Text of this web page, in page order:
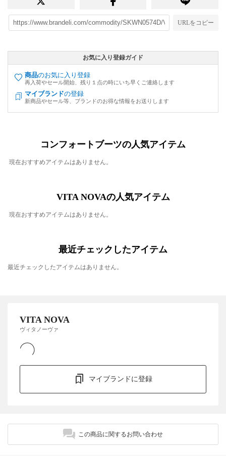
URLをコピー
お気に入り登録ガイド
商品のお気に入り登録
再入荷やセール開始、残り１点の時にいち早くご連絡します
マイブランドの登録
新商品やセール等、ブランドのお得な情報をお送りします
コンフォートブーツの人気アイテム
現在おすすめアイテムはありません。
VITA NOVAの人気アイテム
現在おすすめアイテムはありません。
最近チェックしたアイテム
最近チェックしたアイテムはありません。
VITA NOVA
ヴィタノーヴァ
マイブランドに登録
この商品に関するお問い合わせ